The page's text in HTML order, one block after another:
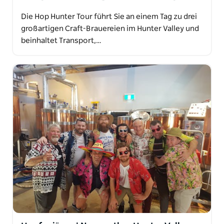
Weinen sind, dann werfen Sie einen Blick auf unsere
Grains & Grapes-Tour.
Wir lieben es, die besten Drinks zu entdecken, und
Hunter Valley.
Die Hop Hunter Tour führt Sie an einem Tag zu drei
großartigen Craft-Brauereien im Hunter Valley und
beinhaltet Transport,…